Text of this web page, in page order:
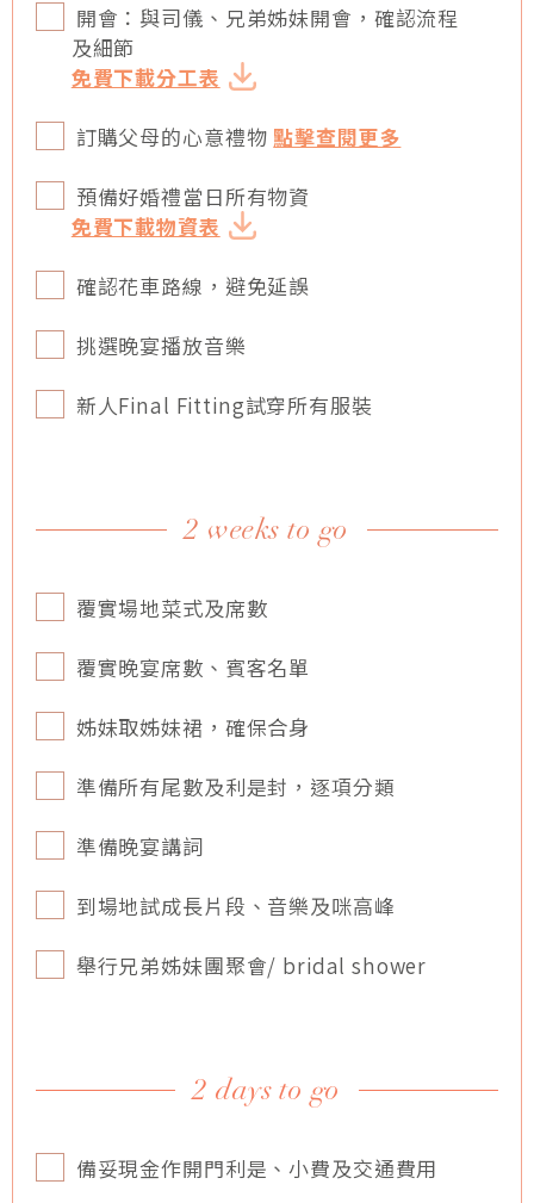
開會：與司儀、兄弟姊妹開會，確認流程
及細節
免費下載分工表
訂購父母的心意禮物 點擊查閱更多
預備好婚禮當日所有物資
免費下載物資表
確認花車路線，避免延誤
挑選晚宴播放音樂
新人Final Fitting試穿所有服裝
2 weeks to go
覆實場地菜式及席數
覆實晚宴席數、賓客名單
姊妹取姊妹裙，確保合身
準備所有尾數及利是封，逐項分類
準備晚宴講詞
到場地試成長片段、音樂及咪高峰
舉行兄弟姊妹團聚會/ bridal shower
2 days to go
備妥現金作開門利是、小費及交通費用